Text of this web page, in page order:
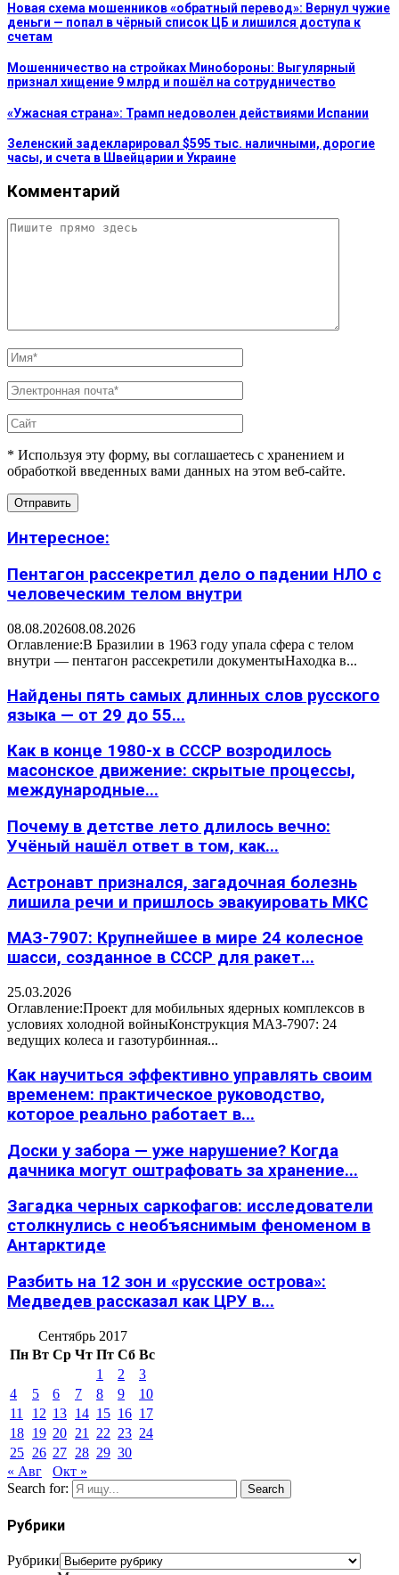
Новая схема мошенников «обратный перевод»: Вернул чужие
деньги — попал в чёрный список ЦБ и лишился доступа к
счетам
Мошенничество на стройках Минобороны: Выгулярный
признал хищение 9 млрд и пошёл на сотрудничество
«Ужасная страна»: Трамп недоволен действиями Испании
Зеленский задекларировал $595 тыс. наличными, дорогие
часы, и счета в Швейцарии и Украине
Комментарий
* Используя эту форму, вы соглашаетесь с хранением и
обработкой введенных вами данных на этом веб-сайте.
Интересное:
Пентагон рассекретил дело о падении НЛО с
человеческим телом внутри
08.08.202608.08.2026
Оглавление:В Бразилии в 1963 году упала сфера с телом
внутри — пентагон рассекретили документыНаходка в...
Найдены пять самых длинных слов русского
языка — от 29 до 55...
Как в конце 1980-х в СССР возродилось
масонское движение: скрытые процессы,
международные...
Почему в детстве лето длилось вечно:
Учёный нашёл ответ в том, как...
Астронавт признался, загадочная болезнь
лишила речи и пришлось эвакуировать МКС
МАЗ-7907: Крупнейшее в мире 24 колесное
шасси, созданное в СССР для ракет...
25.03.2026
Оглавление:Проект для мобильных ядерных комплексов в
условиях холодной войныКонструкция МАЗ-7907: 24
ведущих колеса и газотурбинная...
Как научиться эффективно управлять своим
временем: практическое руководство,
которое реально работает в...
Доски у забора — уже нарушение? Когда
дачника могут оштрафовать за хранение...
Загадка черных саркофагов: исследователи
столкнулись с необъяснимым феноменом в
Антарктиде
Разбить на 12 зон и «русские острова»:
Медведев рассказал как ЦРУ в...
Сентябрь 2017
Пн Вт Ср Чт Пт Сб Вс
1
2
3
4
5 6 7 8 9
10
11
12 13 14 15 16 17
18 19 20 21 22 23 24
25 26 27 28 29 30
« Авг
Окт »
Search for:
Search
Рубрики
Рубрики